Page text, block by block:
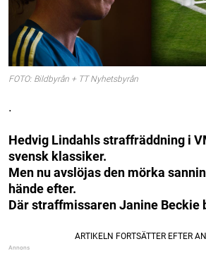
FOTO: Bildbyrån + TT Nyhetsbyrån
.
Hedvig Lindahls straffräddning i
svensk klassiker.
Men nu avslöjas den mörka
hände efter.
Där straffmissaren Janine Beckie